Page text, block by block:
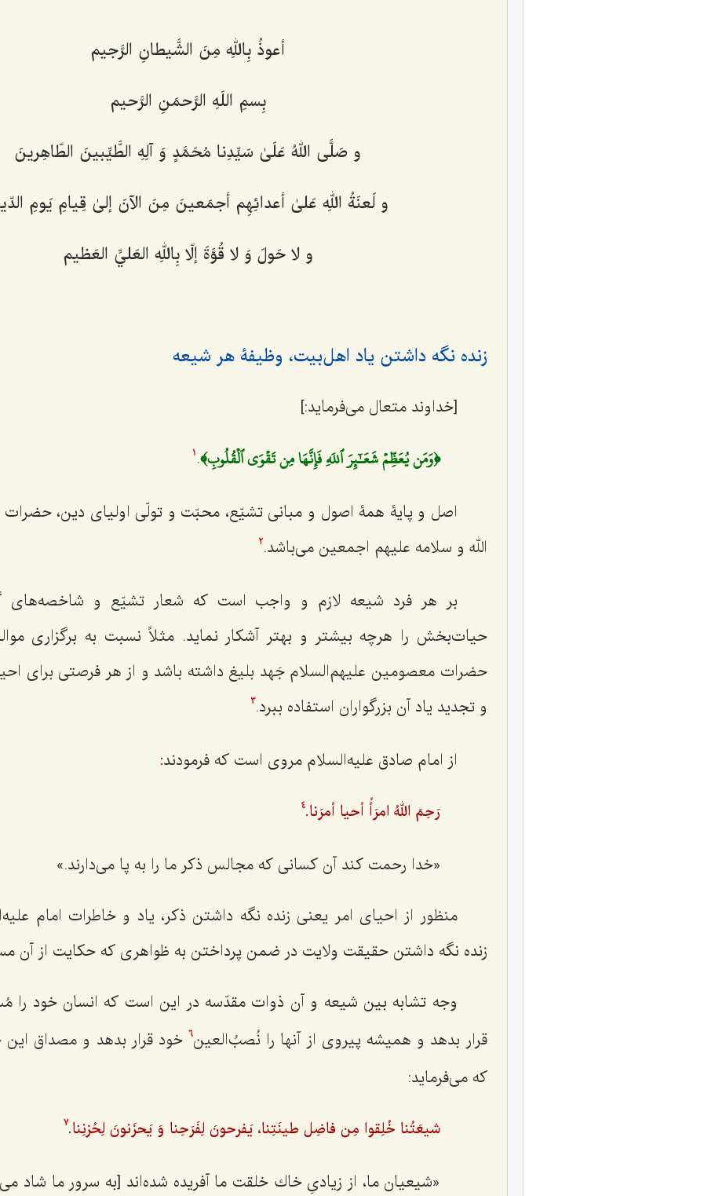
أعوذُ بِاللهِ مِنَ الشَّيطانِ الرَّجيم‌
بِسمِ اللَهِ الرَّحمَنِ الرَّحيم‌
و صَلَّى اللهُ عَلَىٰ سَيِّدِنا مُحَمَّدٍ وَ آلِهِ الطَّيِّبينَ الطّاهِرينَ‌
و لَعنَةُ اللهِ عَلیٰ أعدائِهِم أجمَعينَ مِنَ الآنَ إلىٰ قِيامِ يَومِ
و لا حَولَ وَ لا قُوَّةَ إلّا بِاللهِ العَليِّ العَظيم‌
زنده نگه ‌داشتن یاد اهل‌بیت، وظیفۀ هر شیعه
[خداوند متعال می‌فرماید:]
﴿وَمَن يُعَظِّمۡ شَعَـٰٓئِرَ ٱللَهِ فَإِنَّهَا مِن تَقۡوَى ٱلۡقُلُوبِ﴾.
1
اصل و پایۀ همۀ اصول و مبانی تشیّع، محبّت و تولّی اولیای دین،
الله و سلامه علیهم اجمعین می‌باشد.2
بر هر فرد شیعه لازم و واجب است که شعار تشیّع و شاخصه‌های
حیات‌بخش را هرچه بیشتر و بهتر آشکار نماید. مثلاً نسبت به برگزاری
حضرات معصومین علیهم‌السلام جَهد بلیغ داشته باشد و از هر فرصتی برای
و تجدید یاد آن بزرگواران استفاده ببرد.3
از امام صادق علیه‌السلام مروی است که فرمودند:
رَحِمَ اللهُ امرَأً أحيا أمرَنا.4
«خدا رحمت کند آن کسانی که مجالس ذکر ما را به پا می‌دارند.»
منظور از احيای امر يعنى زنده نگه داشتن ذكر، ياد و خاطرات امام
زنده نگه‌ داشتن حقيقت ولايت در ضمن پرداختن به ظواهرى كه حكايت از آن
وجه تشابه بين شيعه و آن ذوات مقدّسه در اين است كه انسان خود را
قرار بدهد و هميشه پيروى از آنها را نُصبُ‌العين6 خود قرار بدهد و مصداق
که می‌فرماید:
شيعَتُنا خُلِقوا مِن فاضِل طينَتِنا، يَفرحونَ لِفَرَحِنا وَ يَحزَنونَ لِحُزنِنا.7
«شيعيان ما، از زيادىِ خاك خلقت ما آفريده شده‌اند [به سرور ما شاد